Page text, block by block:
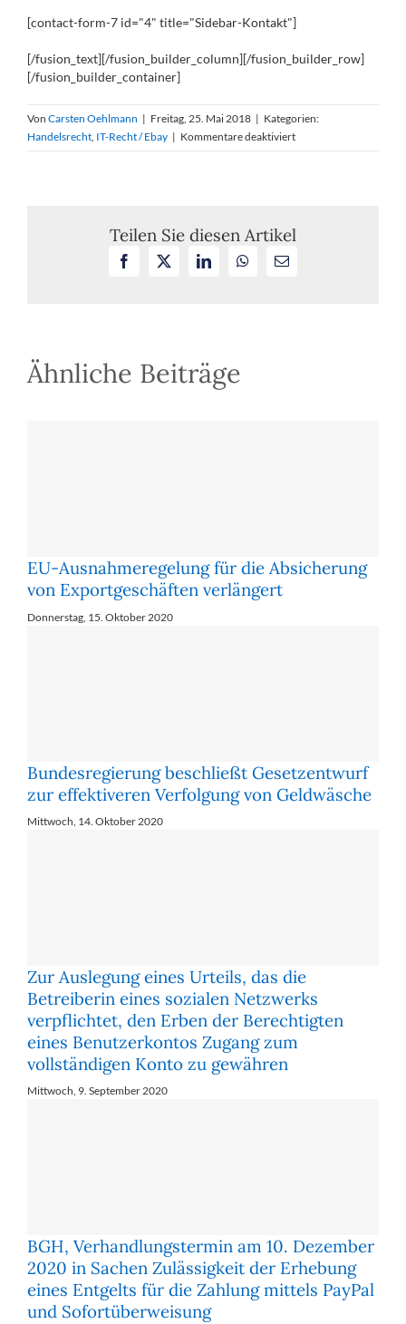
[contact-form-7 id="4" title="Sidebar-Kontakt"]
[/fusion_text][/fusion_builder_column][/fusion_builder_row]
[/fusion_builder_container]
Von Carsten Oehlmann | Freitag, 25. Mai 2018 | Kategorien:
Handelsrecht, IT-Recht / Ebay | Kommentare deaktiviertfür
Anfechtungsrecht
auf
eBay
Teilen Sie diesen Artikel
Facebook LinkedInWhatsApp
E-
Ähnliche Beiträge
EU-Aus­nah­me­re­ge­lung für die Ab­si­che­rung
von Ex­port­ge­schäf­ten ver­län­gert
Donnerstag, 15. Oktober 2020
Bun­des­re­gie­rung be­schließt Ge­setz­ent­wurf
zur ef­fek­ti­ve­ren Ver­fol­gung von Geld­wä­sche
Mittwoch, 14. Oktober 2020
Zur Auslegung eines Urteils, das die
Betreiberin eines sozialen Netzwerks
verpflichtet, den Erben der Berechtigten
eines Benutzerkontos Zugang zum
vollständigen Konto zu gewähren
Mittwoch, 9. September 2020
BGH, Verhandlungstermin am 10. Dezember
2020 in Sachen Zulässigkeit der Erhebung
eines Entgelts für die Zahlung mittels PayPal
und Sofortüberweisung